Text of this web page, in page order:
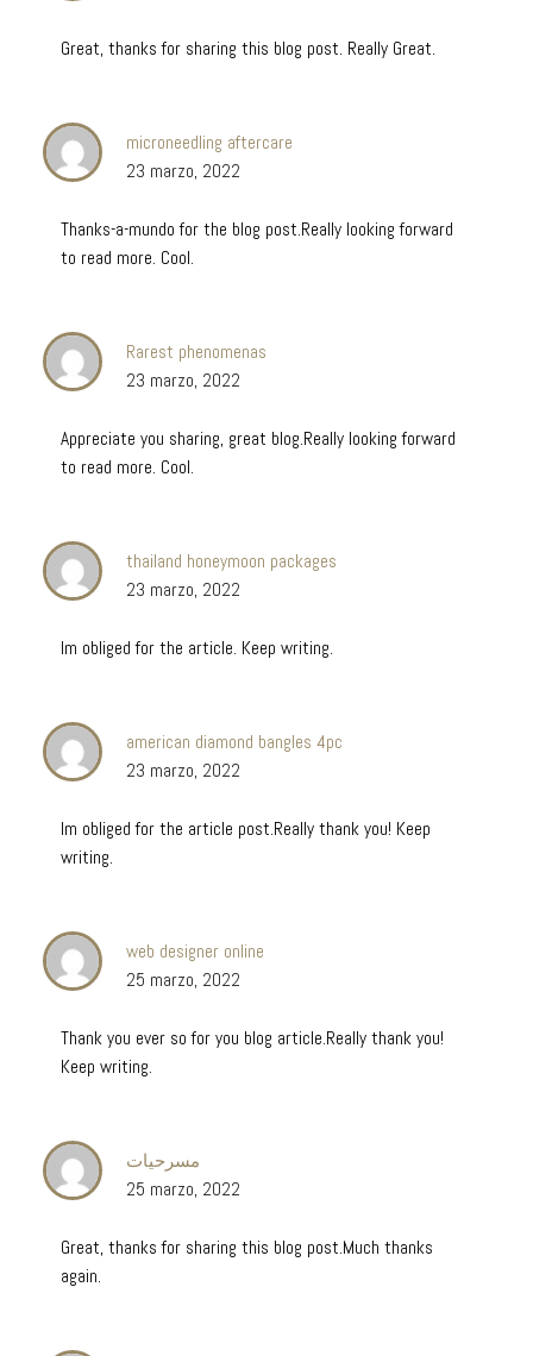
Great, thanks for sharing this blog post. Really Great.
microneedling aftercare
23 marzo, 2022
Thanks-a-mundo for the blog post.Really looking forward
to read more. Cool.
Rarest phenomenas
23 marzo, 2022
Appreciate you sharing, great blog.Really looking forward
to read more. Cool.
thailand honeymoon packages
23 marzo, 2022
Im obliged for the article. Keep writing.
american diamond bangles 4pc
23 marzo, 2022
Im obliged for the article post.Really thank you! Keep
writing.
web designer online
25 marzo, 2022
Thank you ever so for you blog article.Really thank you!
Keep writing.
مسرحيات
25 marzo, 2022
Great, thanks for sharing this blog post.Much thanks
again.